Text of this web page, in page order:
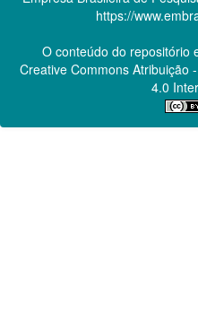
https://
O conteúdo do repositório
Creative CommonsAtribuição
4.0